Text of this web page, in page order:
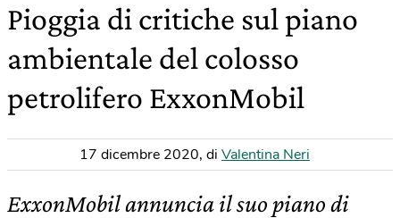
Pioggia di critiche sul piano
ambientale del colosso
petrolifero ExxonMobil
17 dicembre 2020, di Valentina Neri
ExxonMobil annuncia il suo piano di